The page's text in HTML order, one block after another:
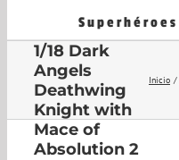
Superhéroes
Warhammer
40k Figura
1/18 Dark
Angels
Deathwing
Knight with
Mace of
Absolution 2
Inicio